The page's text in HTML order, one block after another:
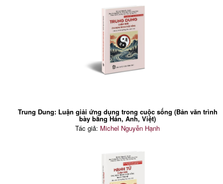
Trung Dung: Luận giải ứng dụng trong cuộc sống (Bản văn trình
bày bằng Hán, Anh, Việt)
Tác giả: Michel Nguyễn Hạnh